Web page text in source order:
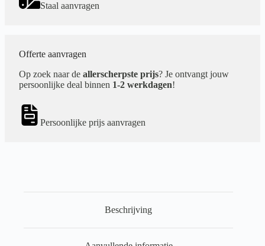
Staal aanvragen
Offerte aanvragen
Op zoek naar de allerscherpste prijs? Je ontvangt jouw
persoonlijke deal binnen 1-2 werkdagen!
Persoonlijke prijs aanvragen
Beschrijving